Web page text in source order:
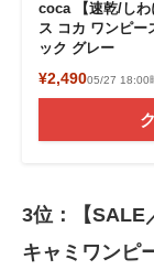
coca 【速乾/しわ
ス コカ ワンピー
ック グレー
¥2,49005/27 18:00
3位：【SALE
キャミワンピ